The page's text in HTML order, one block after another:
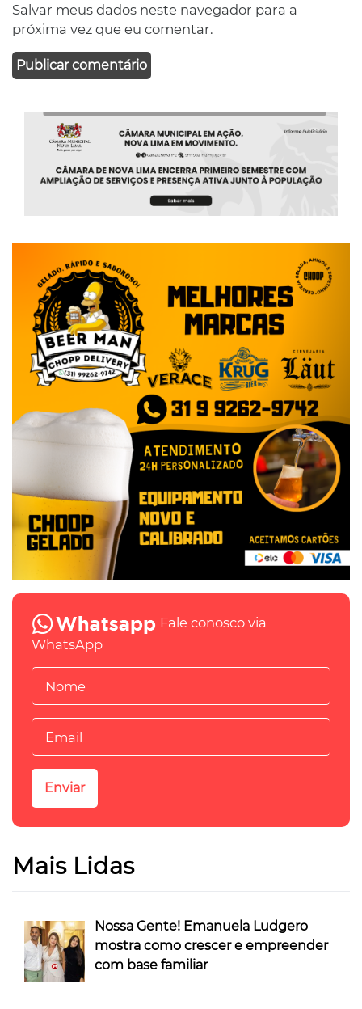
Salvar meus dados neste navegador para a
próxima vez que eu comentar.
Fale conosco via
WhatsApp
Mais Lidas
Nossa Gente! Emanuela Ludgero
mostra como crescer e empreender
com base familiar